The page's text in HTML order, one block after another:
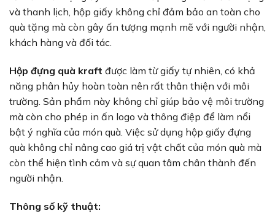
và thanh lịch, hộp giấy không chỉ đảm bảo an toàn cho
quà tặng mà còn gây ấn tượng mạnh mẽ với người nhận,
khách hàng và đối tác.
Hộp đựng quà kraft được làm từ giấy tự nhiên, có khả
năng phân hủy hoàn toàn nên rất thân thiện với môi
trường. Sản phẩm này không chỉ giúp bảo vệ môi trường
mà còn cho phép in ấn logo và thông điệp để làm nổi
bật ý nghĩa của món quà. Việc sử dụng hộp giấy đựng
quà không chỉ nâng cao giá trị vật chất của món quà mà
còn thể hiện tình cảm và sự quan tâm chân thành đến
người nhận.
Thông số kỹ thuật: